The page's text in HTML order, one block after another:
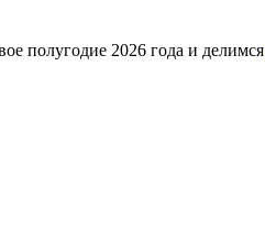
полугодие 2026 года и делимся